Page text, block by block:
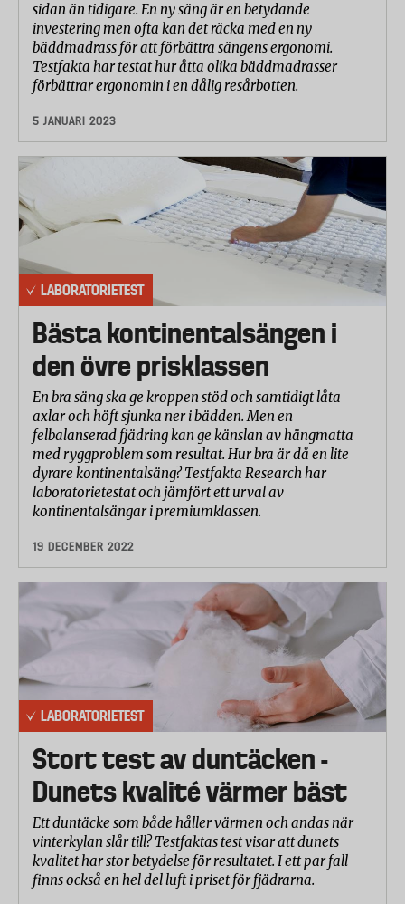
sidan än tidigare. En ny säng är en betydande
investering men ofta kan det räcka med en ny
bäddmadrass för att förbättra sängens ergonomi.
Testfakta har testat hur åtta olika bäddmadrasser
förbättrar ergonomin i en dålig resårbotten.
5 JANUARI 2023
LABORATORIETEST
Bästa kontinentalsängen i
den övre prisklassen
En bra säng ska ge kroppen stöd och samtidigt låta
axlar och höft sjunka ner i bädden. Men en
felbalanserad fjädring kan ge känslan av hängmatta
med ryggproblem som resultat. Hur bra är då en lite
dyrare kontinentalsäng? Testfakta Research har
laboratorietestat och jämfört ett urval av
kontinentalsängar i premiumklassen.
19 DECEMBER 2022
LABORATORIETEST
Stort test av duntäcken -
Dunets kvalité värmer bäst
Ett duntäcke som både håller värmen och andas när
vinterkylan slår till? Testfaktas test visar att dunets
kvalitet har stor betydelse för resultatet. I ett par fall
finns också en hel del luft i priset för fjädrarna.